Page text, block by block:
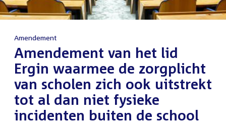
Amendement
Amendement van het lid
Ergin waarmee de zorgplicht
van scholen zich ook uitstrekt
tot al dan niet fysieke
incidenten buiten de school